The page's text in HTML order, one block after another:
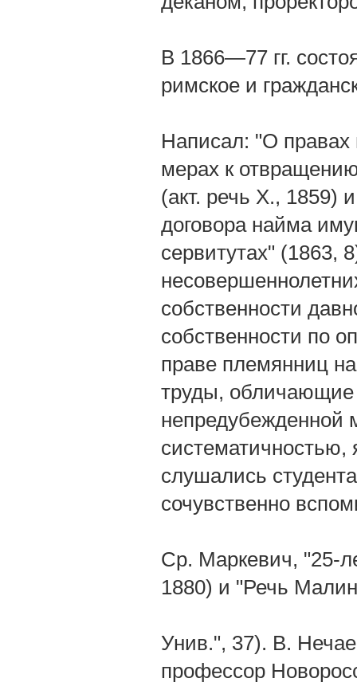
В 1866—77 гг.
римское и
Написал: "О правах
мерах к
(акт. речь Х., 1859)
договора найма
сервитутах" (1863,
собственности
собственности по
праве племянниц
труды, обличающие
непредубежденной
систематичностью,
слушались
сочувственно
Ср. Маркевич, "25-
1880) и "Речь
Унив.", 37). В.
профессор